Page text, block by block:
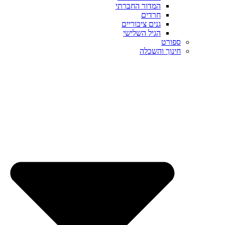
המדור החברתי
חרדים
גנים ציבוריים
הגיל השלישי
ספורט
חינוך והשכלה